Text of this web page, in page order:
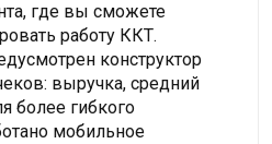
где вы сможете
работу ККТ.
конструктор
выручка, средний
более гибкого
мобильное